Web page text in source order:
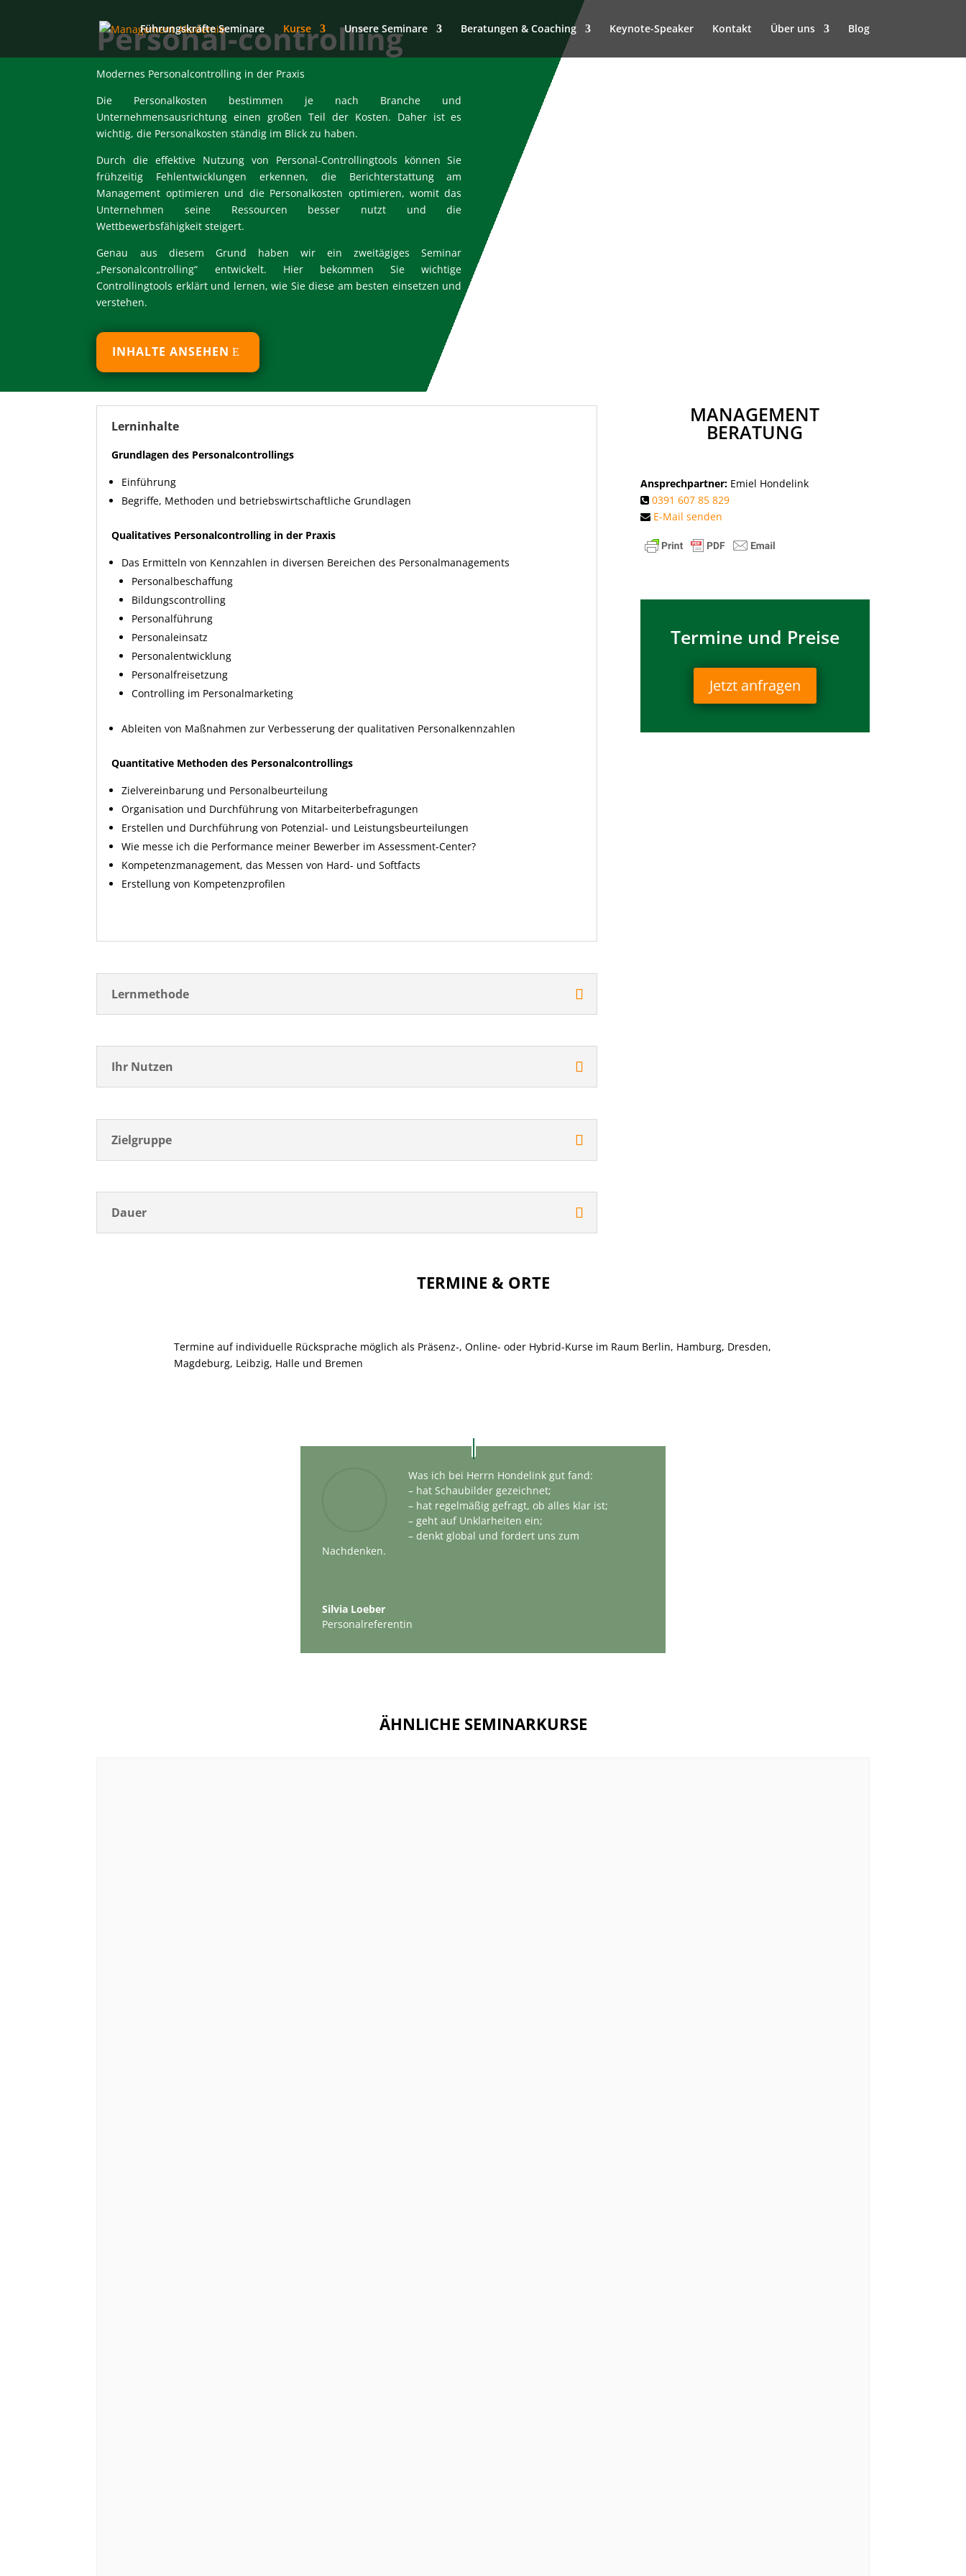
Führungskräfte Seminare Kurse Unsere Seminare Beratungen & Coaching Keynote-Speaker Kontakt Über uns Blog
Personal-controlling
Modernes Personalcontrolling in der Praxis
Die Personalkosten bestimmen je nach Branche und
Unternehmensausrichtung einen großen Teil der Kosten. Daher ist es
wichtig, die Personalkosten ständig im Blick zu haben.
Durch die effektive Nutzung von Personal-Controllingtools können Sie
frühzeitig Fehlentwicklungen erkennen, die Berichterstattung am
Management optimieren und die Personalkosten optimieren, womit das
Unternehmen seine Ressourcen besser nutzt und die
Wettbewerbsfähigkeit steigert.
Genau aus diesem Grund haben wir ein zweitägiges Seminar
„Personalcontrolling“ entwickelt. Hier bekommen Sie wichtige
Controllingtools erklärt und lernen, wie Sie diese am besten einsetzen und
verstehen.
INHALTE ANSEHEN
Lerninhalte
Grundlagen des Personalcontrollings
Einführung
Begriffe, Methoden und betriebswirtschaftliche Grundlagen
Qualitatives Personalcontrolling in der Praxis
Das Ermitteln von Kennzahlen in diversen Bereichen des Personalmanagements
Personalbeschaffung
Bildungscontrolling
Personalführung
Personaleinsatz
Personalentwicklung
Personalfreisetzung
Controlling im Personalmarketing
Ableiten von Maßnahmen zur Verbesserung der qualitativen Personalkennzahlen
Quantitative Methoden des Personalcontrollings
Zielvereinbarung und Personalbeurteilung
Organisation und Durchführung von Mitarbeiterbefragungen
Erstellen und Durchführung von Potenzial- und Leistungsbeurteilungen
Wie messe ich die Performance meiner Bewerber im Assessment-Center?
Kompetenzmanagement, das Messen von Hard- und Softfacts
Erstellung von Kompetenzprofilen
Lernmethode
Ihr Nutzen
Zielgruppe
Dauer
MANAGEMENT
BERATUNG
Ansprechpartner:Emiel Hondelink
0391 607 85 829
E-Mail senden
Termine und Preise
Jetzt anfragen
TERMINE & ORTE
Termine auf individuelle Rücksprache möglich als Präsenz-, Online- oder Hybrid-Kurse im Raum Berlin, Hamburg, Dresden,
Magdeburg, Leibzig, Halle und Bremen
Was ich bei Herrn Hondelink gut fand:
– hat Schaubilder gezeichnet;
– hat regelmäßig gefragt, ob alles klar ist;
– geht auf Unklarheiten ein;
– denkt global und fordert uns zum
Nachdenken.
Silvia Loeber
Personalreferentin
ÄHNLICHE SEMINARKURSE